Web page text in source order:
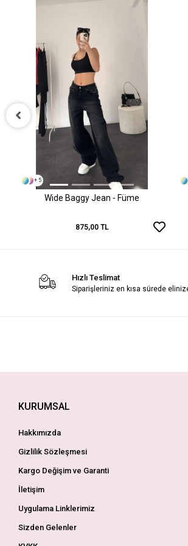
+ 5
Wide Baggy Jean - Füme
875,00 TL
Hızlı Teslimat
Siparişleriniz en kısa sürede
KURUMSAL
Hakkımızda
Gizlilik Sözleşmesi
Kargo Değişim ve Garanti
İletişim
Uygulama Linklerimiz
Sizden Gelenler